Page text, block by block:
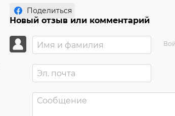
Поделиться
Новый отзыв или комментарий